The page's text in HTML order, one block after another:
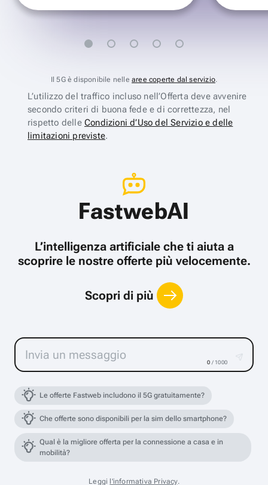
Il 5G è disponibile nelle aree coperte dal servizio.
L’utilizzo del traffico incluso nell’Offerta deve avvenire
secondo criteri di buona fede e di correttezza, nel
rispetto delle Condizioni d’Uso del Servizio e delle
limitazioni previste.
FastwebAI
L’intelligenza artificiale che ti aiuta a
scoprire le nostre offerte più velocemente.
Scopri di più
0 / 1000
Le offerte Fastweb includono il 5G gratuitamente?
Che offerte sono disponibili per la sim dello smartphone?
Qual è la migliore offerta per la connessione a casa e in
mobilità?
Leggi l'informativa Privacy.